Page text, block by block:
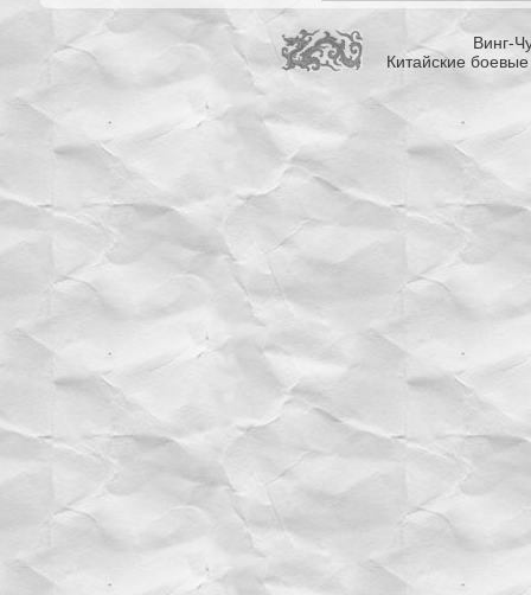
Винг-
Китайские